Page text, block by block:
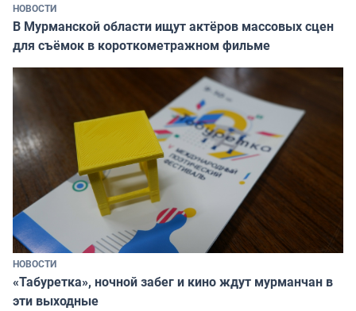
НОВОСТИ
В Мурманской области ищут актёров массовых сцен
для съёмок в короткометражном фильме
НОВОСТИ
«Табуретка», ночной забег и кино ждут мурманчан в
эти выходные